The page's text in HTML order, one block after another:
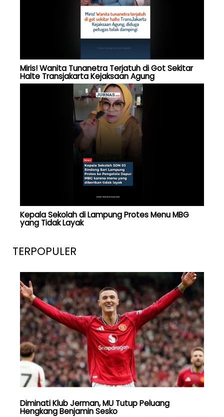
Miris! Wanita Tunanetra Terjatuh di Got Sekitar
Halte Transjakarta Kejaksaan Agung
Kepala Sekolah di Lampung Protes Menu MBG
yang Tidak Layak
TERPOPULER
Diminati Klub Jerman, MU Tutup Peluang
Hengkang Benjamin Sesko